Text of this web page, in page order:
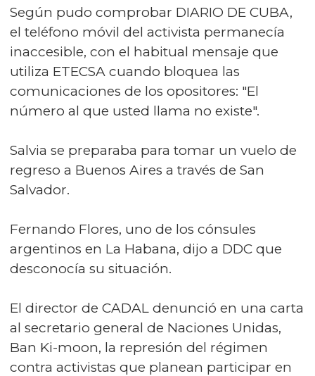
Según pudo comprobar DIARIO DE CUBA,
el teléfono móvil del activista permanecía
inaccesible, con el habitual mensaje que
utiliza ETECSA cuando bloquea las
comunicaciones de los opositores: "El
número al que usted llama no existe".
Salvia se preparaba para tomar un vuelo de
regreso a Buenos Aires a través de San
Salvador.
Fernando Flores, uno de los cónsules
argentinos en La Habana, dijo a DDC que
desconocía su situación.
El director de CADAL denunció en una carta
al secretario general de Naciones Unidas,
Ban Ki-moon, la represión del régimen
contra activistas que planean participar en